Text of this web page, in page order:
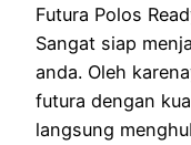
Futura Polos
Sangat siap
anda. Oleh
futura dengan
langsung